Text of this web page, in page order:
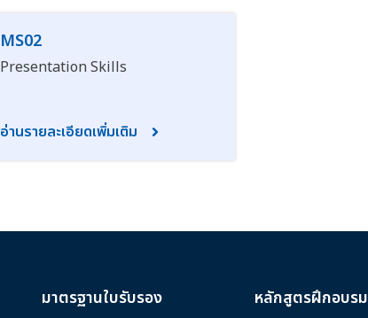
MS02
Presentation Skills
อ่านรายละเอียดเพิ่มเติม
มาตรฐานใบรับรอง หลักสูตรฝึกอบรม